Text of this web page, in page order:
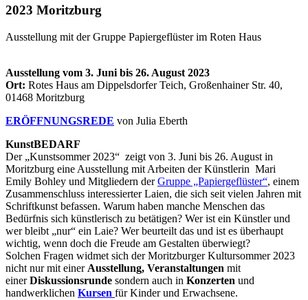
2023 Moritzburg
Ausstellung mit der Gruppe Papiergeflüster im Roten Haus
Ausstellung vom 3. Juni bis 26. August 2023
Ort: Rotes Haus am Dippelsdorfer Teich, Großenhainer Str. 40,
01468 Moritzburg
ERÖFFNUNGSREDE von Julia Eberth
KunstBEDARF
Der „Kunstsommer 2023“ zeigt von 3. Juni bis 26. August in
Moritzburg eine Ausstellung mit Arbeiten der Künstlerin Mari
Emily Bohley und Mitgliedern der Gruppe „Papiergeflüster“, einem
Zusammenschluss interessierter Laien, die sich seit vielen Jahren mit
Schriftkunst befassen. Warum haben manche Menschen das
Bedürfnis sich künstlerisch zu betätigen? Wer ist ein Künstler und
wer bleibt „nur“ ein Laie? Wer beurteilt das und ist es überhaupt
wichtig, wenn doch die Freude am Gestalten überwiegt?
Solchen Fragen widmet sich der Moritzburger Kultursommer 2023
nicht nur mit einer Ausstellung, Veranstaltungen mit
einer Diskussionsrunde sondern auch in Konzerten und
handwerklichen Kursen für Kinder und Erwachsene.